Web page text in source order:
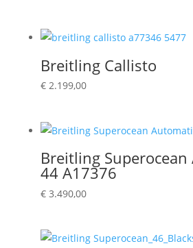
Breitling Callisto
€2.199,00
Breitling
44 A17376
€3.490,00